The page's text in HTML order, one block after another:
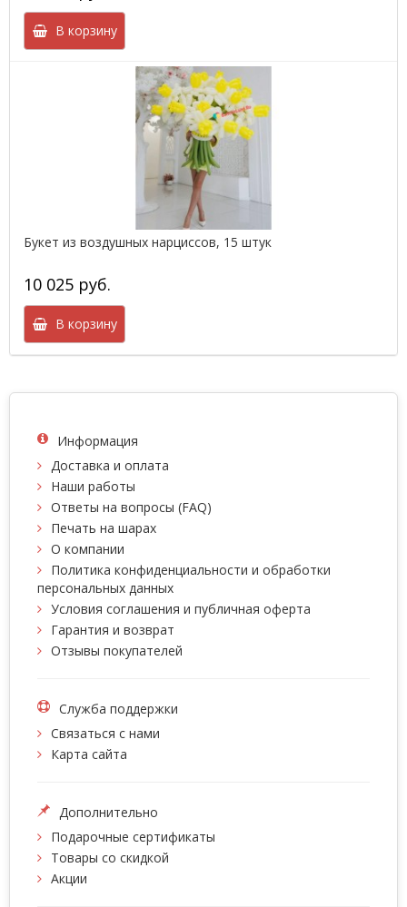
В корзину
Букет из воздушных нарциссов, 15 штук
10 025 руб.
В корзину
Информация
Доставка и оплата
Наши работы
Ответы на вопросы (FAQ)
Печать на шарах
О компании
Политика конфиденциальности и обработки
персональных данных
Условия соглашения и публичная оферта
Гарантия и возврат
Отзывы покупателей
Служба поддержки
Связаться с нами
Карта сайта
Дополнительно
Подарочные сертификаты
Товары со скидкой
Акции